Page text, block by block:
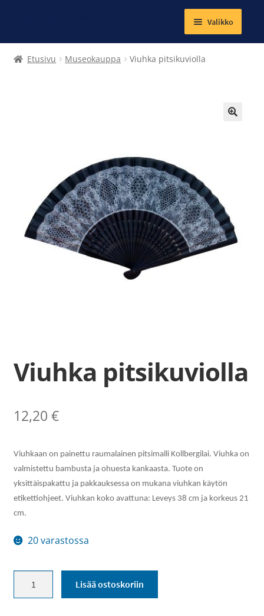
Valikko
Laajenna
Muut tuotteet
Ateria- ja välipalamaksut
alemman
tason
valikko
Kuntosalit
Ilmoittautumiset
English
Etusivu Museokauppa Viuhka pitsikuviolla
Viuhka pitsikuviolla
12,20 €
Viuhkaan on painettu raumalainen pitsimalli Kollbergilai. Viuhka on
valmistettu bambusta ja ohuesta kankaasta. Tuote on
yksittäispakattu ja pakkauksessa on mukana viuhkan käytön
etikettiohjeet. Viuhkan koko avattuna: Leveys 38 cm ja korkeus 21
cm.
20 varastossa
pitsikuviolla
Lisää ostoskoriin